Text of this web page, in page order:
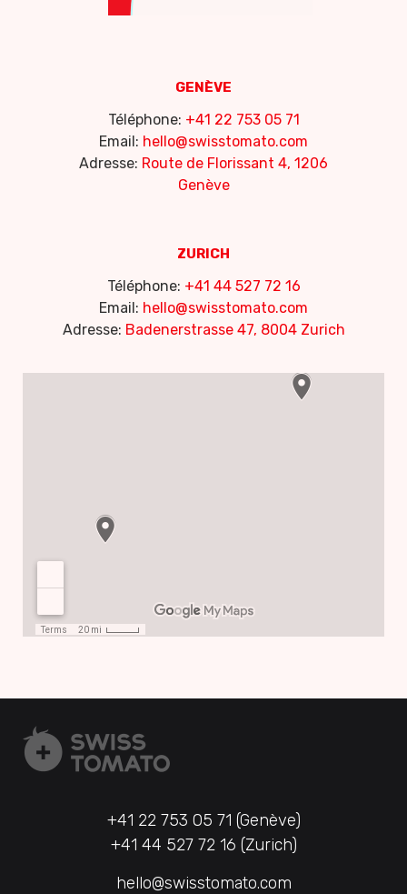
GENÈVE
Téléphone: +41 22 753 05 71
Email: hello@swisstomato.com
Adresse: Route de Florissant 4, 1206
Genève
ZURICH
Téléphone: +41 44 527 72 16
Email: hello@swisstomato.com
Adresse: Badenerstrasse 47, 8004 Zurich
+41 22 753 05 71 (Genève)
+41 44 527 72 16 (Zurich)
hello@swisstomato.com